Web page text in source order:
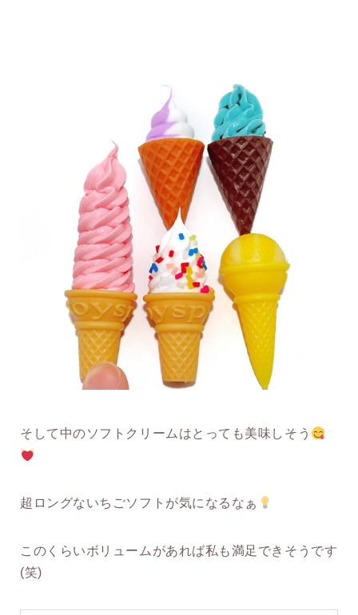
そして中のソフトクリームはとっても美味しそう
超ロングないちごソフトが気になるなぁ
このくらいボリュームがあれば私も満足できそうです
(笑)